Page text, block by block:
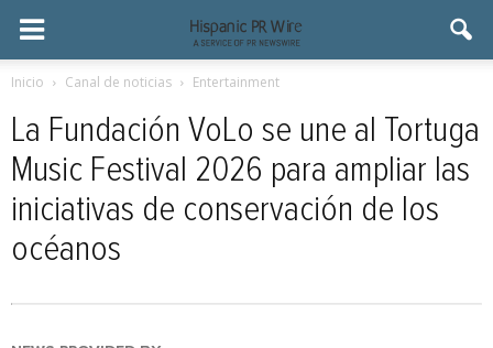
Inicio Canal de noticias Entertainment
La Fundación VoLo se une al Tortuga
Music Festival 2026 para ampliar las
iniciativas de conservación de los
océanos